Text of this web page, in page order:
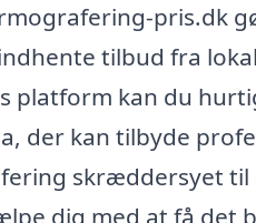
pris.dk
tilbud fra
platform kan du
der kan tilbyde
skræddersyet til